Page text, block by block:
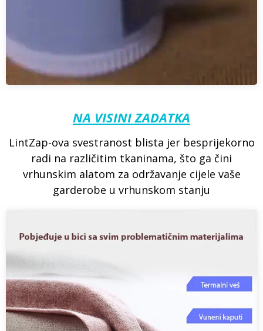
NA VISINI ZADATKA
LintZap-ova svestranost blista jer besprijekorno
radi na različitim tkaninama, što ga čini
vrhunskim alatom za održavanje cijele vaše
garderobe u vrhunskom stanju